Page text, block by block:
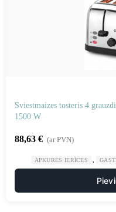
Sviestmaizes tosteris 4
1500 W
88,63 € (ar PVN)
APKURES IERĪCES